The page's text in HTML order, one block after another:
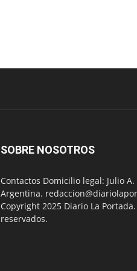
SOBRE NOSOTROS
Contactos Domicilio legal: Julio
Argentina.
Copyright 2025 Diario La
reservados.